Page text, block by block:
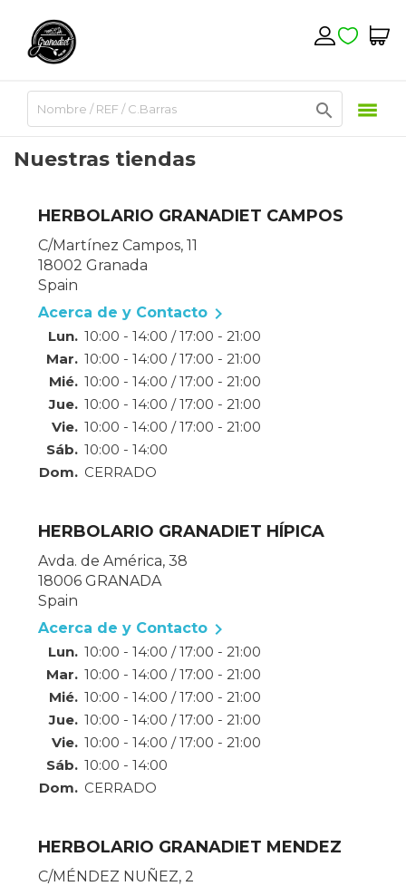

Nuestras tiendas
HERBOLARIO GRANADIET CAMPOS
C/Martínez Campos, 11
18002 Granada
Spain
Acerca de y Contacto 
Lun. 10:00 - 14:00 / 17:00 - 21:00
Mar. 10:00 - 14:00 / 17:00 - 21:00
Mié. 10:00 - 14:00 / 17:00 - 21:00
Jue. 10:00 - 14:00 / 17:00 - 21:00
Vie. 10:00 - 14:00 / 17:00 - 21:00
Sáb. 10:00 - 14:00
Dom. CERRADO
HERBOLARIO GRANADIET HÍPICA
Avda. de América, 38
18006 GRANADA
Spain
Acerca de y Contacto 
Lun. 10:00 - 14:00 / 17:00 - 21:00
Mar. 10:00 - 14:00 / 17:00 - 21:00
Mié. 10:00 - 14:00 / 17:00 - 21:00
Jue. 10:00 - 14:00 / 17:00 - 21:00
Vie. 10:00 - 14:00 / 17:00 - 21:00
Sáb. 10:00 - 14:00
Dom. CERRADO
HERBOLARIO GRANADIET MENDEZ
C/MÉNDEZ NUÑEZ, 2